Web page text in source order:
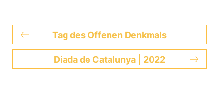
Tag des Offenen Denkmals
Diada de Catalunya | 2022